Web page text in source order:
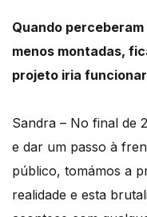
Quando
menos montadas,
projeto iria
Sandra – No final de
e dar um passo à
público, tomámos a
realidade e esta